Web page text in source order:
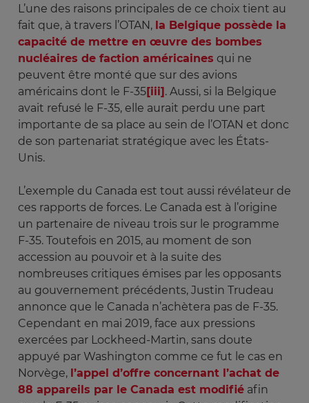
L’une des raisons principales de ce choix tient au
fait que, à travers l’OTAN, la Belgique possède la
capacité de mettre en œuvre des bombes
nucléaires de faction américaines qui ne
peuvent être monté que sur des avions
américains dont le F-35 [iii] . Aussi, si la Belgique
avait refusé le F-35, elle aurait perdu une part
importante de sa place au sein de l’OTAN et donc
de son partenariat stratégique avec les États-
Unis.
L’exemple du Canada est tout aussi révélateur de
ces rapports de forces. Le Canada est à l’origine
un partenaire de niveau trois sur le programme
F-35. Toutefois en 2015, au moment de son
accession au pouvoir et à la suite des
nombreuses critiques émises par les opposants
au gouvernement précédents, Justin Trudeau
annonce que le Canada n’achètera pas de F-35.
Cependant en mai 2019, face aux pressions
exercées par Lockheed-Martin, sans doute
appuyé par Washington comme ce fut le cas en
Norvège, l’appel d’offre concernant l’achat de
88 appareils par le Canada est modifié afin